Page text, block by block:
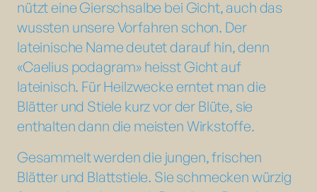
nützt eine Gierschsalbe bei Gicht, auch das
wussten unsere Vorfahren schon. Der
lateinische Name deutet darauf hin, denn
«Caelius podagram» heisst Gicht auf
lateinisch. Für Heilzwecke erntet man die
Blätter und Stiele kurz vor der Blüte, sie
enthalten dann die meisten Wirkstoffe.
Gesammelt werden die jungen, frischen
Blätter und Blattstiele. Sie schmecken würzig